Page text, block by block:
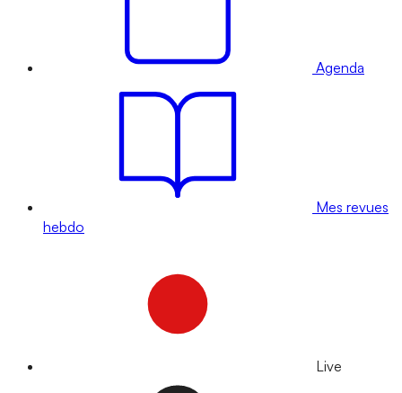
Agenda
Mes revues
hebdo
Live